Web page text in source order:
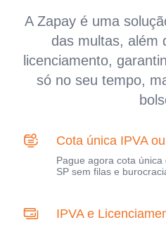
A Zapay é uma
das multas, além
licenciamento,
só no seu tempo,
Cota única IPVA
Pague agora cota única
SP sem filas e
IPVA e